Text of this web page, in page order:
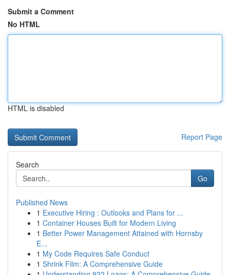
Submit a Comment
No HTML
HTML is disabled
Report Page
Search
Go
Published News
1 Executive Hiring : Outlooks and Plans for ...
1 Container Houses Built for Modern Living
1 Better Power Management Attained with Hornsby
E...
1 My Code Requires Safe Conduct
1 Shrink Film: A Comprehensive Guide